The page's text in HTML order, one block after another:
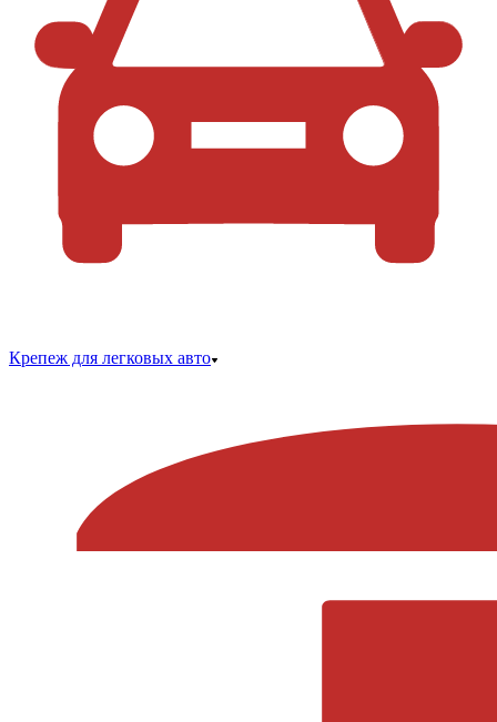
Крепеж для легковых авто